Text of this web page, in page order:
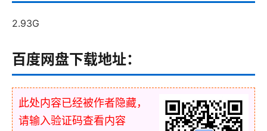
2.93G
百度网盘下载地址：
此处内容已经被作者隐藏，
请输入验证码查看内容